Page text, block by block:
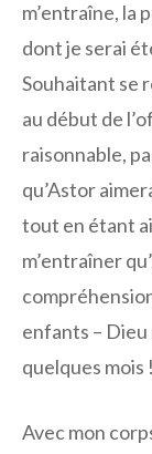
m’entraîne, la
dont je serai
Souhaitant se
au début de
raisonnable,
qu’Astor
tout en étant
m’entraîner
enfants – Dieu
quelques mois !
Avec mon